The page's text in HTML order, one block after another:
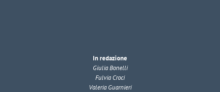
In redazione
Giulia Bonelli
Fulvia Croci
Valeria Guarnieri